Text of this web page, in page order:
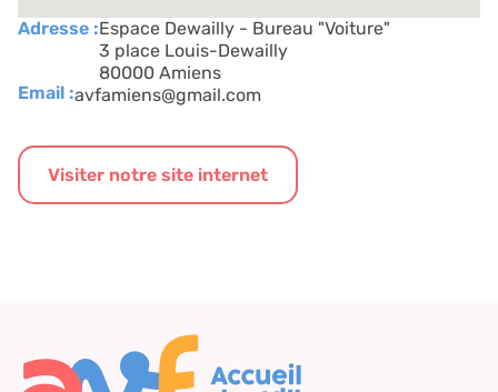
Adresse :Espace Dewailly - Bureau "Voiture"
3 place Louis-Dewailly
80000 Amiens
Email :avfamiens@gmail.com
Visiter notre site internet